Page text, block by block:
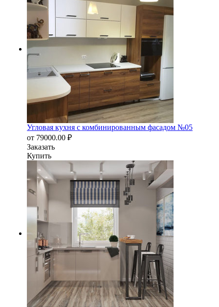
Угловая кухня с комбинированным фасадом №05
от 79000.00 ₽
Заказать
Купить